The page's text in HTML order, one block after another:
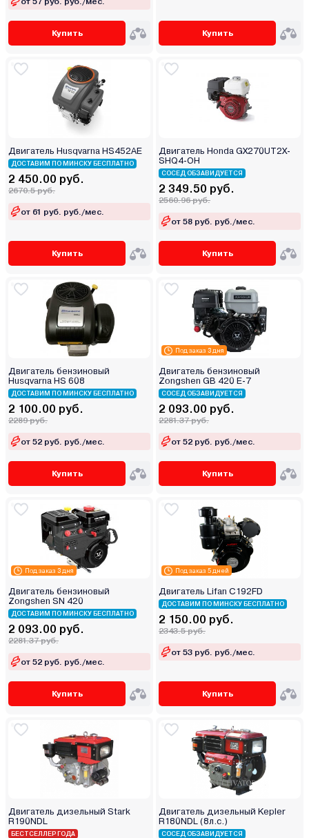
Купить Купить
Двигатель Husqvarna HS452AE
ДОСТАВИМ ПО МИНСКУ БЕСПЛАТНО
2 450.00 руб.
2670.5 руб.
от 61 руб. руб./мес.
Купить
Двигатель Honda GX270UT2X-
SHQ4-OH
СОСЕД ОБЗАВИДУЕТСЯ
2 349.50 руб.
2560.96 руб.
от 58 руб. руб./мес.
Купить
Двигатель бензиновый
Husqvarna HS 608
ДОСТАВИМ ПО МИНСКУ БЕСПЛАТНО
2 100.00 руб.
2289 руб.
от 52 руб. руб./мес.
Купить
Под заказ 3 дня
Двигатель бензиновый
Zongshen GB 420 E-7
СОСЕД ОБЗАВИДУЕТСЯ
2 093.00 руб.
2281.37 руб.
от 52 руб. руб./мес.
Купить
Под заказ 3 дня
Двигатель бензиновый
Zongshen SN 420
ДОСТАВИМ ПО МИНСКУ БЕСПЛАТНО
2 093.00 руб.
2281.37 руб.
от 52 руб. руб./мес.
Купить
Под заказ 5 дней
Двигатель Lifan C192FD
ДОСТАВИМ ПО МИНСКУ БЕСПЛАТНО
2 150.00 руб.
2343.5 руб.
от 53 руб. руб./мес.
Купить
Двигатель дизельный Stark
R190NDL
БЕСТСЕЛЛЕР ГОДА
Двигатель дизельный Kepler
R180NDL (8л.с.)
СОСЕД ОБЗАВИДУЕТСЯ